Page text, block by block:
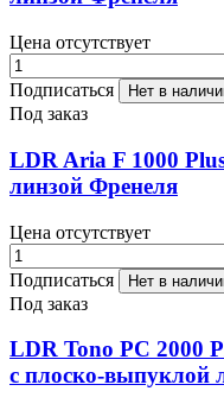
Цена отсутствует
Подписаться
Нет в
Под заказ
LDR Aria F 1000
линзой Френеля
Цена отсутствует
Подписаться
Нет в
Под заказ
LDR Tono PC 2000
с плоско-выпуклой